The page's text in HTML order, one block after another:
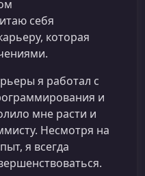
себя
которая
я работал с
и
мне расти и
Несмотря на
я всегда